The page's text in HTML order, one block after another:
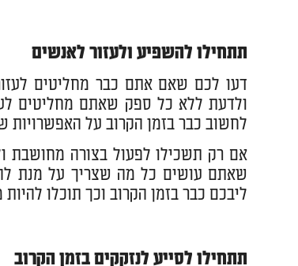
תתחילו להשפיע ולעזור לאנשים
דעו לכם שאם אתם כבר מחליטים
ולדעת ללא כל ספק שאתם מחליטים
לחשוב כבר בזמן הקרוב על האפשרויות
אם רק תשכילו לפעול בצורה מחושבת
שאתם עושים כל מה שצריך על מנת
ליבכם כבר בזמן הקרוב וכך תוכלו להיות
תתחילו לסייע לנזקקים בזמן הקרוב